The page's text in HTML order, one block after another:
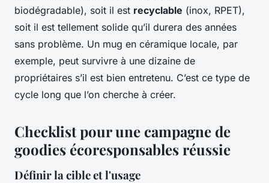
biodégradable), soit il est recyclable (inox, RPET),
soit il est tellement solide qu’il durera des années
sans problème. Un mug en céramique locale, par
exemple, peut survivre à une dizaine de
propriétaires s’il est bien entretenu. C’est ce type de
cycle long que l’on cherche à créer.
Checklist pour une campagne de
goodies écoresponsables réussie
Définir la cible et l'usage